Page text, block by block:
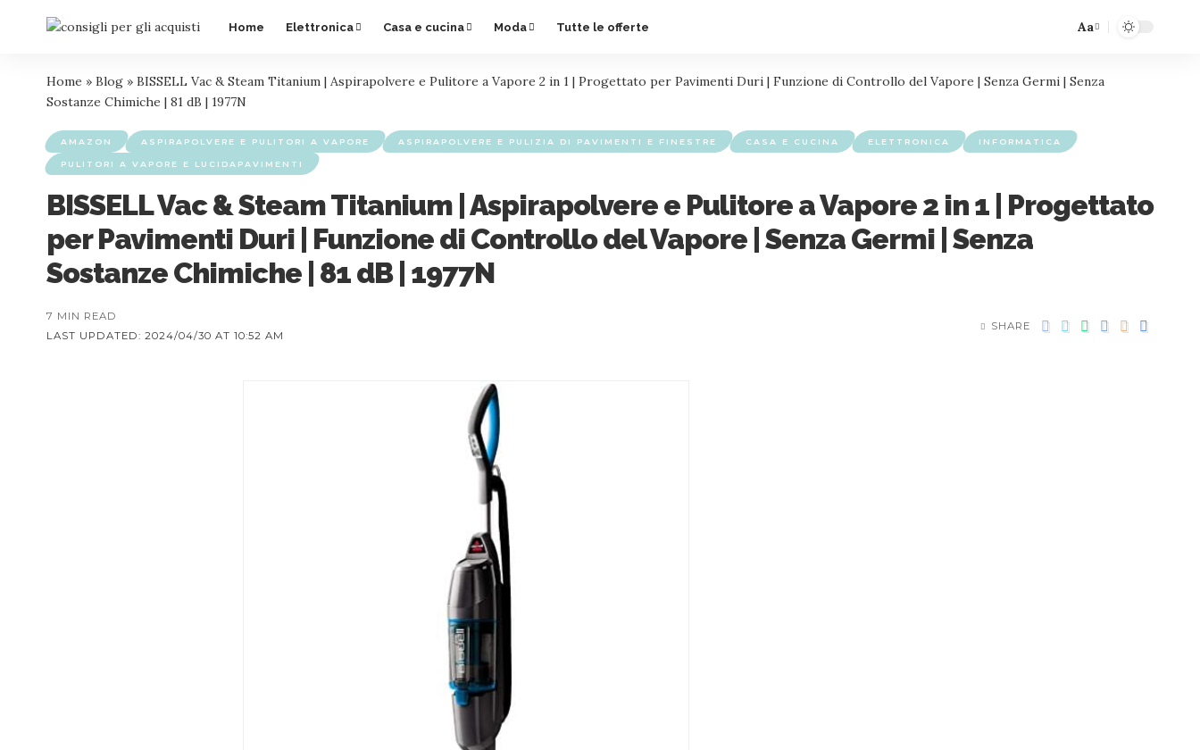
Home Elettronica Casa e cucina Moda Tutte le offerte Aa
Home » Blog » BISSELL Vac & Steam Titanium | Aspirapolvere e Pulitore a Vapore 2 in 1 | Progettato per Pavimenti Duri | Funzione di Controllo del Vapore | Senza Germi | Senza
Sostanze Chimiche | 81 dB | 1977N
AMAZON ASPIRAPOLVERE E PULITORI A VAPORE ASPIRAPOLVERE E PULIZIA DI PAVIMENTI E FINESTRE CASA E CUCINA ELETTRONICA INFORMATICA
PULITORI A VAPORE E LUCIDAPAVIMENTI
BISSELL Vac & Steam Titanium | Aspirapolvere e Pulitore a Vapore 2 in 1 | Progettato
per Pavimenti Duri | Funzione di Controllo del Vapore | Senza Germi | Senza
Sostanze Chimiche | 81 dB | 1977N
LAST UPDATED: 2024/04/30 AT 10:52 AM
7 MIN READ
SHARE